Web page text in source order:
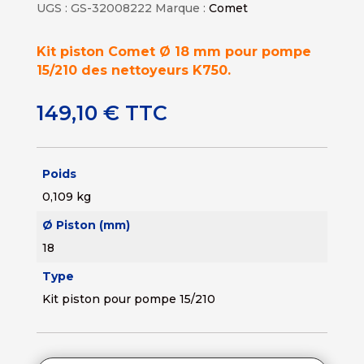
UGS : GS-32008222 Marque : Comet
Kit piston Comet Ø 18 mm pour pompe
15/210 des nettoyeurs K750.
149,10 € TTC
Poids
0,109 kg
Ø Piston (mm)
18
Type
Kit piston pour pompe 15/210